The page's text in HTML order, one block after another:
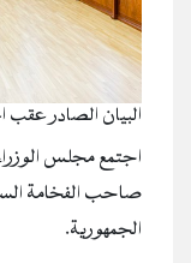
البيان الصادر عقب
صاحب الفخامة
الجمهورية.